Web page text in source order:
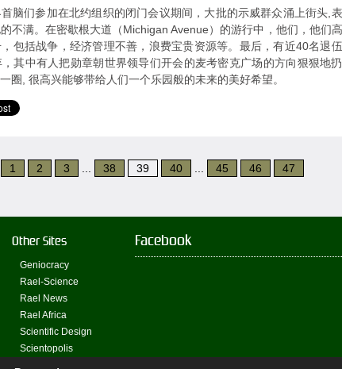
脑们参加在北约组织的闭门会议期间，大批的示威群众涌上街头,
不满。在密歇根大道（Michigan Avenue）的游行中，他们，他们
包括战争，经济管理不善，浪费宝贵资源等。最后，有近40名退
其中有人把勋章朝世界领导们开会的麦考密克广场的方向狠狠地
圈, 很高兴能够带给人们一个乐园般的未来的美好希望。
1 2 3 38 39 40 45 46 47
Other Sites
Geniocracy
Rael-Science
Rael News
Rael Africa
Scientific Design
Scientopolis
Facebook